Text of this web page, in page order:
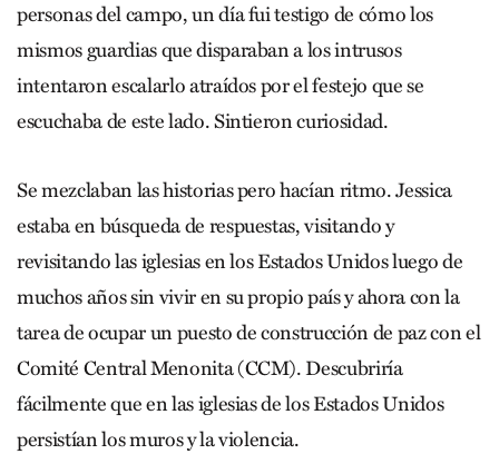
personas del campo, un día fui testigo de cómo los
mismos guardias que disparaban a los intrusos
intentaron escalarlo atraídos por el festejo que se
escuchaba de este lado. Sintieron curiosidad.
Se mezclaban las historias pero hacían ritmo. Jessica
estaba en búsqueda de respuestas, visitando y
revisitando las iglesias en los Estados Unidos luego de
muchos años sin vivir en su propio país y ahora con la
tarea de ocupar un puesto de construcción de paz con el
Comité Central Menonita (CCM). Descubriría
fácilmente que en las iglesias de los Estados Unidos
persistían los muros y la violencia.